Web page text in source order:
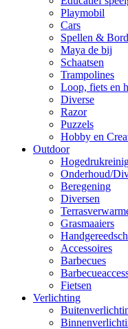
Playmobil
Cars
Spellen &
Maya de bij
Schaatsen
Trampolines
Loop, fiets en
Diverse
Razor
Puzzels
Hobby en
Outdoor
Onderhoud/
Beregening
Diversen
Grasmaaiers
Accessoires
Barbecues
Fietsen
Verlichting